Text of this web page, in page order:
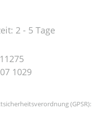
2 - 5 Tage
1029
(GPSR):